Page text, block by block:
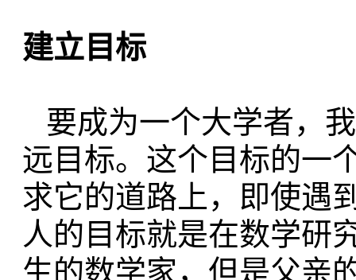
建立目标
要成为一个大学者，
远目标。 这个目标的一
求它的道路上， 即使遇
人的目标就是在数学研
生的数学家， 但是父亲